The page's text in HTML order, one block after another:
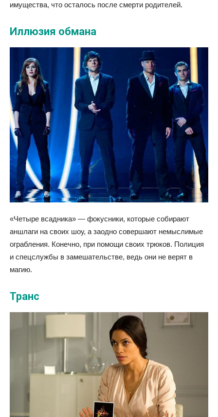
имущества, что осталось после смерти родителей.
Иллюзия обмана
«Четыре всадника» — фокусники, которые собирают
аншлаги на своих шоу, а заодно совершают немыслимые
ограбления. Конечно, при помощи своих трюков. Полиция
и спецслужбы в замешательстве, ведь они не верят в
магию.
Транс